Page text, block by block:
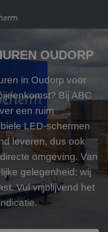
OUDORP
in Oudorp voor
Bij ABC
een ruim
LED-schermen
leveren, dus ook
omgeving. Van
gelegenheid: wij
Vul vrijblijvend het